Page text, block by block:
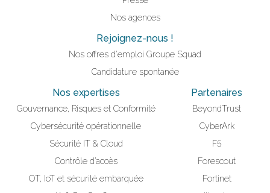
Nos agences
Rejoignez-nous !
Nos offres d'emploi Groupe Squad
Candidature spontanée
Nos expertises
Gouvernance, Risques et Conformité
Cybersécurité opérationnelle
Sécurité IT & Cloud
Contrôle d’accès
OT, IoT et sécurité embarquée
Partenaires
BeyondTrust
CyberArk
F5
Forescout
Fortinet